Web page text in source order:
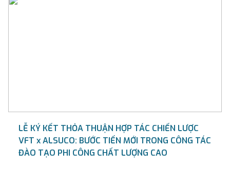
LỄ KÝ KẾT THỎA THUẬN HỢP TÁC CHIẾN LƯỢC
VFT x ALSUCO: BƯỚC TIẾN MỚI TRONG CÔNG TÁC
ĐÀO TẠO PHI CÔNG CHẤT LƯỢNG CAO